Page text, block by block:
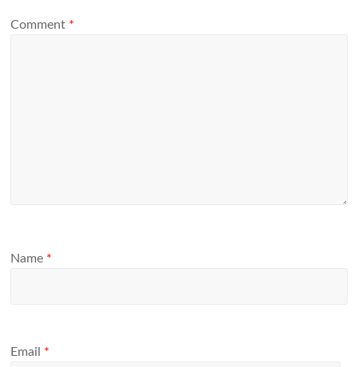
Comment *
Name *
Email *